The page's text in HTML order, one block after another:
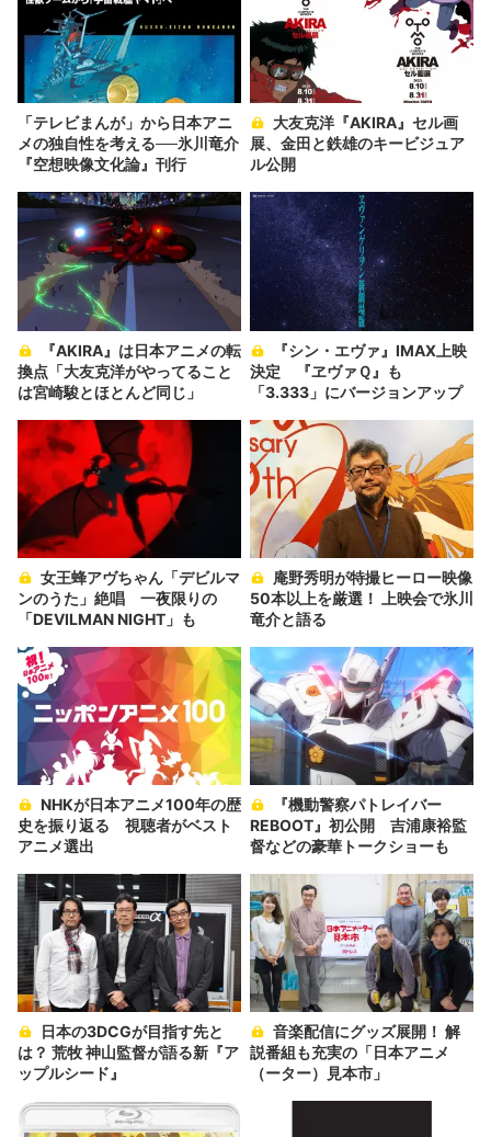
「テレビまんが」から日本アニ
メの独自性を考える──氷川竜介
『空想映像文化論』刊行
展、金田と鉄雄のキービジュア
ル公開
換点「大友克洋がやってること
は宮崎駿とほとんど同じ」
決定 『ヱヴァＱ』も
「3.333」にバージョンアップ
ンのうた」絶唱 一夜限りの
「DEVILMAN NIGHT」も
50本以上を厳選！ 上映会で氷川
竜介と語る
史を振り返る 視聴者がベスト
アニメ選出
REBOOT』初公開 吉浦康裕監
督などの豪華トークショーも
は？ 荒牧 神山監督が語る新『ア
ップルシード』
説番組も充実の「日本アニメ
（ーター）見本市」